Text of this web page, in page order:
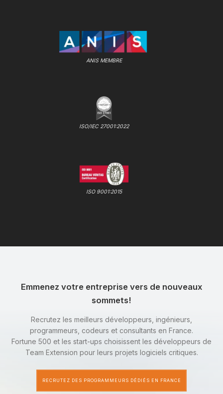
ANIS MEMBRE
ISO/IEC 27001:2022
ISO 9001:2015
Emmenez votre entreprise vers de nouveaux
sommets!
Recrutez les meilleurs développeurs, ingénieurs,
programmeurs, codeurs et consultants en France.
Fortune 500 et les start-ups choisissent les développeurs de
Team Extension pour leurs projets logiciels critiques.
RECRUTEZ DES PROGRAMMEURS DÉDIÉS EN FRANCE